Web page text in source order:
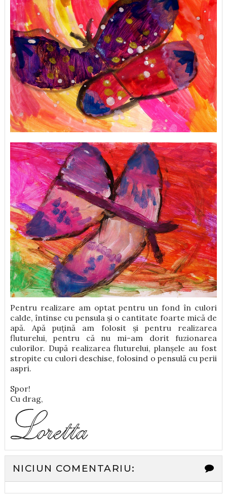
Pentru realizare am optat pentru un fond în culori
calde, întinse cu pensula și o cantitate foarte mică de
apă. Apă puțină am folosit și pentru realizarea
fluturelui, pentru că nu mi-am dorit fuzionarea
culorilor. După realizarea fluturelui, planșele au fost
stropite cu culori deschise, folosind o pensulă cu perii
aspri.
Spor!
Cu drag,
NICIUN COMENTARIU: